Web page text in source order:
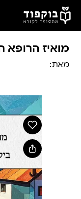
דלג לתוכן הראשי
מואיז הרופא
מאת: